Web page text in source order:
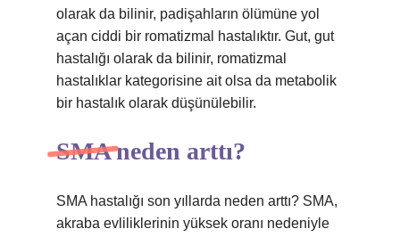
olarak da bilinir, padişahların ölümüne yol
açan ciddi bir romatizmal hastalıktır. Gut, gut
hastalığı olarak da bilinir, romatizmal
hastalıklar kategorisine ait olsa da metabolik
bir hastalık olarak düşünülebilir.
SMA neden arttı?
SMA hastalığı son yıllarda neden arttı? SMA,
akraba evliliklerinin yüksek oranı nedeniyle